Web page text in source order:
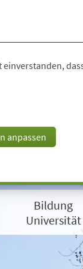
anpassen
Bildung
Universität